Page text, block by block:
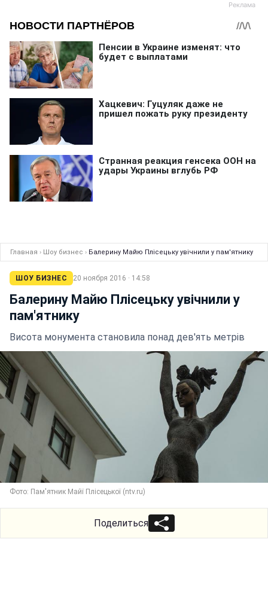
Главная › Шоу бизнес › Балерину Майю Плісецьку увічнили у пам'ятнику
ШОУ БИЗНЕС 20 ноября 2016 · 14:58
Балерину Майю Плісецьку увічнили у
пам'ятнику
Висота монумента становила понад дев'ять метрів
Фото: Пам'ятник Майї Плісецької (ntv.ru)
Поделиться